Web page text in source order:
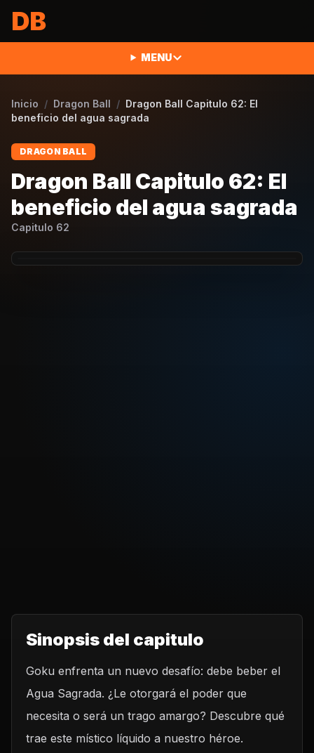
DB
MENU
Inicio / Dragon Ball / Dragon Ball Capitulo 62: El
beneficio del agua sagrada
DRAGON BALL
Dragon Ball Capitulo 62: El
beneficio del agua sagrada
Capitulo 62
Sinopsis del capitulo
Goku enfrenta un nuevo desafío: debe beber el
Agua Sagrada. ¿Le otorgará el poder que
necesita o será un trago amargo? Descubre qué
trae este místico líquido a nuestro héroe.